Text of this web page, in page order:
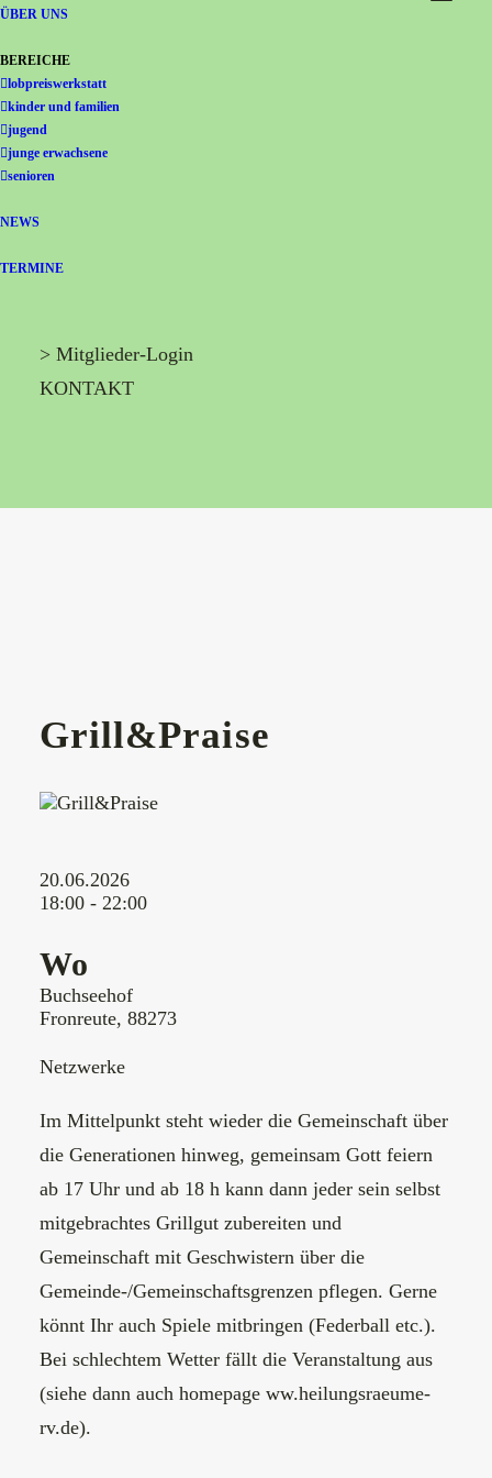
Gemeinschaft Immanuel
ÜBER UNS
BEREICHE
lobpreiswerkstatt
kinder und familien
jugend
junge erwachsene
senioren
NEWS
TERMINE
> Mitglieder-Login
KONTAKT
Grill&Praise
20.06.2026
18:00 - 22:00
Wo
Buchseehof
Fronreute, 88273
Netzwerke
Im Mittelpunkt steht wieder die Gemeinschaft über
die Generationen hinweg, gemeinsam Gott feiern
ab 17 Uhr und ab 18 h kann dann jeder sein selbst
mitgebrachtes Grillgut zubereiten und
Gemeinschaft mit Geschwistern über die
Gemeinde-/Gemeinschaftsgrenzen pflegen. Gerne
könnt Ihr auch Spiele mitbringen (Federball etc.).
Bei schlechtem Wetter fällt die Veranstaltung aus
(siehe dann auch homepage ww.heilungsraeume-
rv.de).